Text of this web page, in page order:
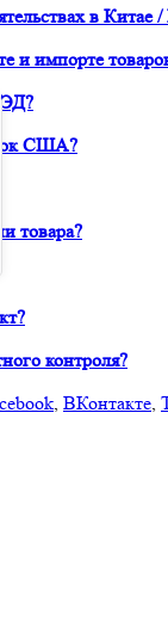
в Китае
и импорте
США?
товара?
контроля?
, ВКонтакте,